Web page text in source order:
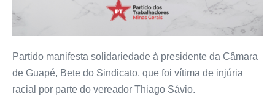
Partido manifesta solidariedade à presidente da Câmara
de Guapé, Bete do Sindicato, que foi vítima de injúria
racial por parte do vereador Thiago Sávio.